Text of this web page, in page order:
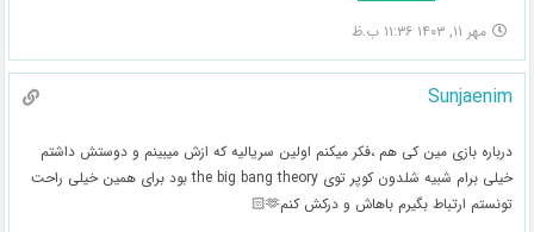
مهر ۱۱, ۱۴۰۳ ۱۱:۳۶ ب.ظ
Sunjaenim
درباره بازی مین کی هم ،فکر میکنم اولین سریالیه که ازش میبینم و دوستش داشتم
خیلی برام شبیه شلدون کوپر توی the big bang theory بود برای همین خیلی راحت
تونستم ارتباط بگیرم باهاش و درکش کنم🫶🏻